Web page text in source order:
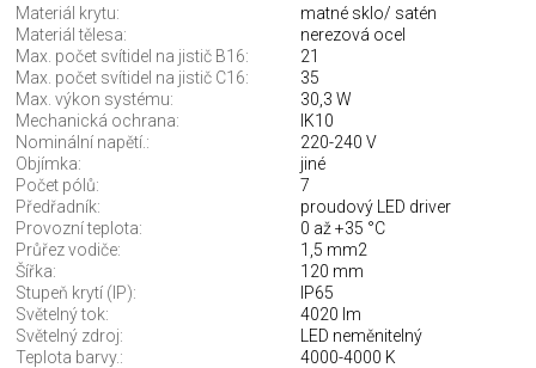
Materiál krytu:
matné sklo/ satén
Materiál tělesa:
nerezová ocel
Max. počet svítidel na jistič B16:
21
Max. počet svítidel na jistič C16:
35
Max. výkon systému:
30,3 W
Mechanická ochrana:
IK10
Nominální napětí.:
220-240 V
Objímka:
jiné
Počet pólů:
7
Předřadník:
proudový LED driver
Provozní teplota:
0 až +35 °C
Průřez vodiče:
1,5 mm2
Šířka:
120 mm
Stupeň krytí (IP):
IP65
Světelný tok:
4020 lm
Světelný zdroj:
LED neměnitelný
Teplota barvy.:
4000-4000 K